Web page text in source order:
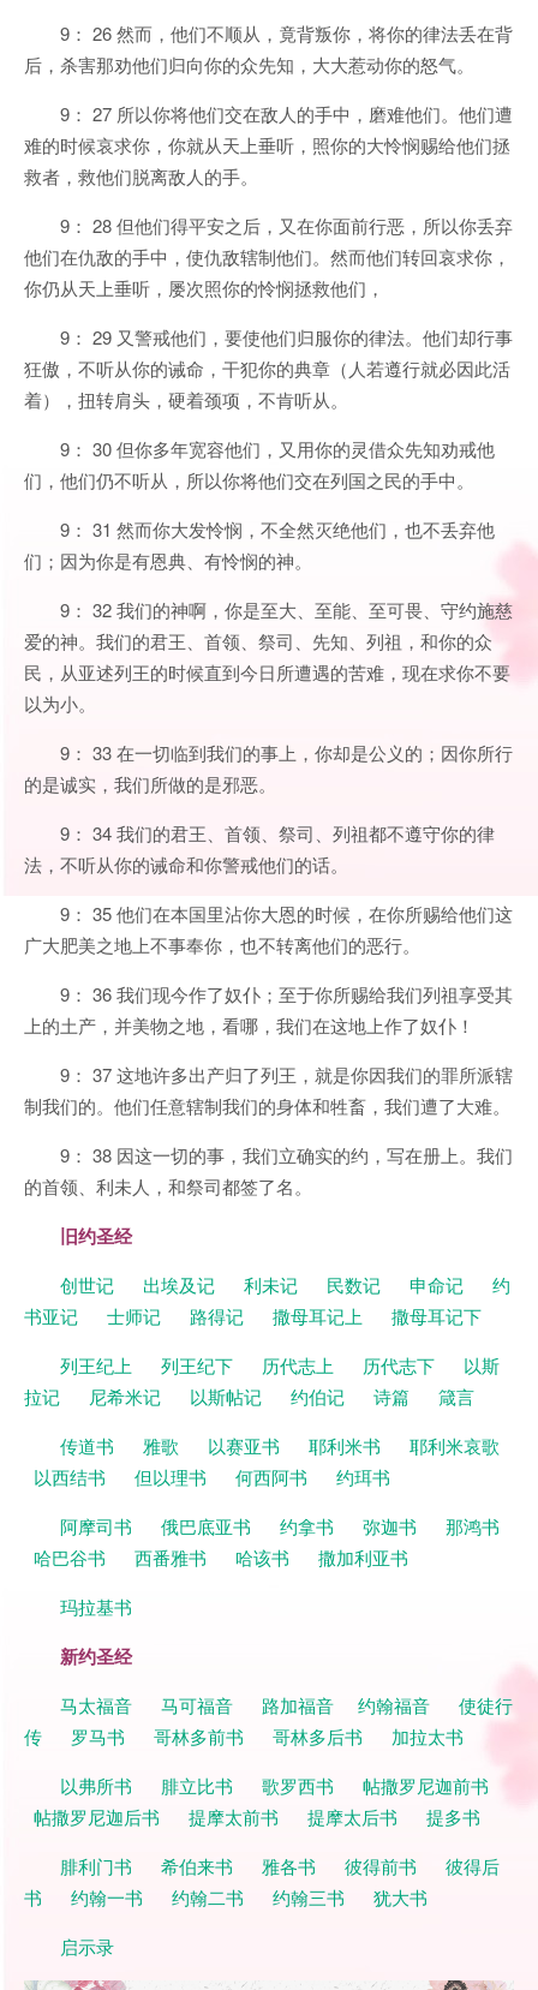
9： 26 然而，他们不顺从，竟背叛你，将你的律法丢在背
后，杀害那劝他们归向你的众先知，大大惹动你的怒气。
9： 27 所以你将他们交在敌人的手中，磨难他们。他们遭
难的时候哀求你，你就从天上垂听，照你的大怜悯赐给他们拯
救者，救他们脱离敌人的手。
9： 28 但他们得平安之后，又在你面前行恶，所以你丢弃
他们在仇敌的手中，使仇敌辖制他们。然而他们转回哀求你，
你仍从天上垂听，屡次照你的怜悯拯救他们，
9： 29 又警戒他们，要使他们归服你的律法。他们却行事
狂傲，不听从你的诫命，干犯你的典章（人若遵行就必因此活
着），扭转肩头，硬着颈项，不肯听从。
9： 30 但你多年宽容他们，又用你的灵借众先知劝戒他
们，他们仍不听从，所以你将他们交在列国之民的手中。
9： 31 然而你大发怜悯，不全然灭绝他们，也不丢弃他
们；因为你是有恩典、有怜悯的神。
9： 32 我们的神啊，你是至大、至能、至可畏、守约施慈
爱的神。我们的君王、首领、祭司、先知、列祖，和你的众
民，从亚述列王的时候直到今日所遭遇的苦难，现在求你不要
以为小。
9： 33 在一切临到我们的事上，你却是公义的；因你所行
的是诚实，我们所做的是邪恶。
9： 34 我们的君王、首领、祭司、列祖都不遵守你的律
法，不听从你的诫命和你警戒他们的话。
9： 35 他们在本国里沾你大恩的时候，在你所赐给他们这
广大肥美之地上不事奉你，也不转离他们的恶行。
9： 36 我们现今作了奴仆；至于你所赐给我们列祖享受其
上的土产，并美物之地，看哪，我们在这地上作了奴仆！
9： 37 这地许多出产归了列王，就是你因我们的罪所派辖
制我们的。他们任意辖制我们的身体和牲畜，我们遭了大难。
9： 38 因这一切的事，我们立确实的约，写在册上。我们
的首领、利未人，和祭司都签了名。
旧约圣经
创世记 出埃及记 利未记 民数记 申命记
约
书亚记
士师记 路得记 撒母耳记上
撒母耳记下
列王纪上
列王纪下 历代志上 历代志下
以斯
拉记
尼希米记 以斯帖记 约伯记 诗篇
箴言
传道书
雅歌 以赛亚书 耶利米书
耶利米哀歌
以西结书
但以理书 何西阿书
约珥书
阿摩司书
俄巴底亚书 约拿书 弥迦书
那鸿书
哈巴谷书
西番雅书 哈该书
撒加利亚书
玛拉基书
新约圣经
马太福音 马可福音 路加福音 约翰福音
使徒行
传
罗马书 哥林多前书 哥林多后书
加拉太书
以弗所书
腓立比书 歌罗西书
帖撒罗尼迦前书
帖撒罗尼迦后书
提摩太前书 提摩太后书
提多书
腓利门书
希伯来书 雅各书 彼得前书
彼得后
书
约翰一书 约翰二书 约翰三书
犹大书
启示录